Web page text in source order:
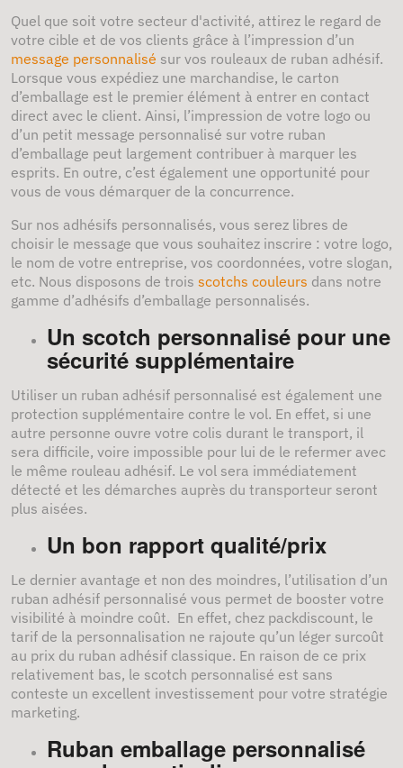
Quel que soit votre secteur d'activité, attirez le regard de
votre cible et de vos clients grâce à l’impression d’un
message personnalisé sur vos rouleaux de ruban adhésif.
Lorsque vous expédiez une marchandise, le carton
d’emballage est le premier élément à entrer en contact
direct avec le client. Ainsi, l’impression de votre logo ou
d’un petit message personnalisé sur votre ruban
d’emballage peut largement contribuer à marquer les
esprits. En outre, c’est également une opportunité pour
vous de vous démarquer de la concurrence.
Sur nos adhésifs personnalisés, vous serez libres de
choisir le message que vous souhaitez inscrire : votre logo,
le nom de votre entreprise, vos coordonnées, votre slogan,
etc. Nous disposons de trois scotchs couleurs dans notre
gamme d’adhésifs d’emballage personnalisés.
Un scotch personnalisé pour une
sécurité supplémentaire
Utiliser un ruban adhésif personnalisé est également une
protection supplémentaire contre le vol. En effet, si une
autre personne ouvre votre colis durant le transport, il
sera difficile, voire impossible pour lui de le refermer avec
le même rouleau adhésif. Le vol sera immédiatement
détecté et les démarches auprès du transporteur seront
plus aisées.
Un bon rapport qualité/prix
Le dernier avantage et non des moindres, l’utilisation d’un
ruban adhésif personnalisé vous permet de booster votre
visibilité à moindre coût. En effet, chez packdiscount, le
tarif de la personnalisation ne rajoute qu’un léger surcoût
au prix du ruban adhésif classique. En raison de ce prix
relativement bas, le scotch personnalisé est sans
conteste un excellent investissement pour votre stratégie
marketing.
Ruban emballage personnalisé